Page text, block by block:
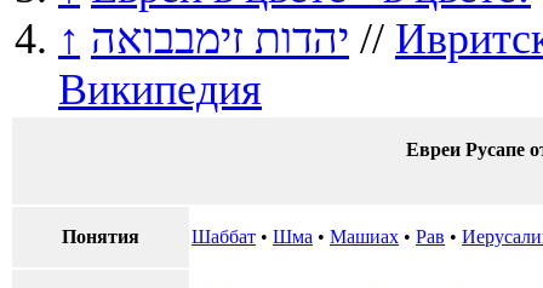
↑ יהדות זימבבואה //
Википедия
Евреи Русапе
Понятия Шаббат • Шма • Машиах • Рав •